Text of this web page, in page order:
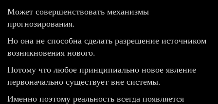
Может совершенствовать механизмы
прогнозирования.
Но она не способна сделать разрешение источником
возникновения нового.
Потому что любое принципиально новое явление
первоначально существует вне системы.
Именно поэтому реальность всегда появляется